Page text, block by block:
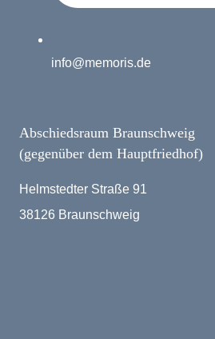
info@memoris.de
Abschiedsraum Braunschweig
(gegenüber dem Hauptfriedhof)
Helmstedter Straße 91
38126 Braunschweig